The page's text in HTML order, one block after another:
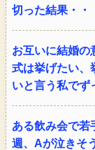
切った結果・・
お互いに結婚の
式は挙げたい、
いと言う私でず
ある飲み会で若
週、Aが泣きそ